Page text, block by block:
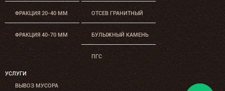
ФРАКЦИЯ 20-40 ММ
ФРАКЦИЯ 40-70 ММ
ОТСЕВ ГРАНИТНЫЙ
БУЛЫЖНЫЙ КАМЕНЬ
ПГС
УСЛУГИ
ВЫВОЗ МУСОРА